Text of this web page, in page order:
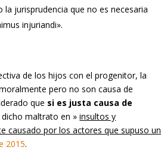
la jurisprudencia que no es necesaria
injuriandi».
de los hijos con el progenitor, la
pero no son causa de
que si es justa causa de
dicho maltrato en »insultos y
causado por los actores que supuso un
2015.